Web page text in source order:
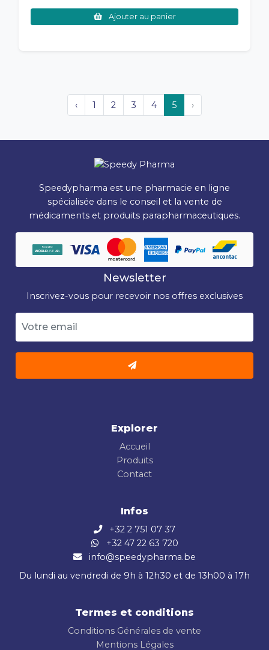
Ajouter au panier
‹ 1 2 3 4 5 ›
Speedypharma est une pharmacie en ligne
spécialisée dans le conseil et la vente de
médicaments et produits parapharmaceutiques.
Newsletter
Inscrivez-vous pour recevoir nos offres exclusives
Explorer
Accueil
Produits
Contact
Infos
+32 2 751 07 37
+32 47 22 63 720
info@speedypharma.be
Du lundi au vendredi de 9h à 12h30 et de 13h00 à 17h
Termes et conditions
Conditions Générales de vente
Mentions Légales